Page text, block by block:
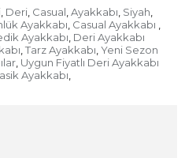
, Deri, Casual, Ayakkabı, Siyah,
Ayakkabı, Casual Ayakkabı ,
Ayakkabı, Deri Ayakkabı
, Tarz Ayakkabı, Yeni Sezon
, Uygun Fiyatlı Deri Ayakkabı
Ayakkabı,